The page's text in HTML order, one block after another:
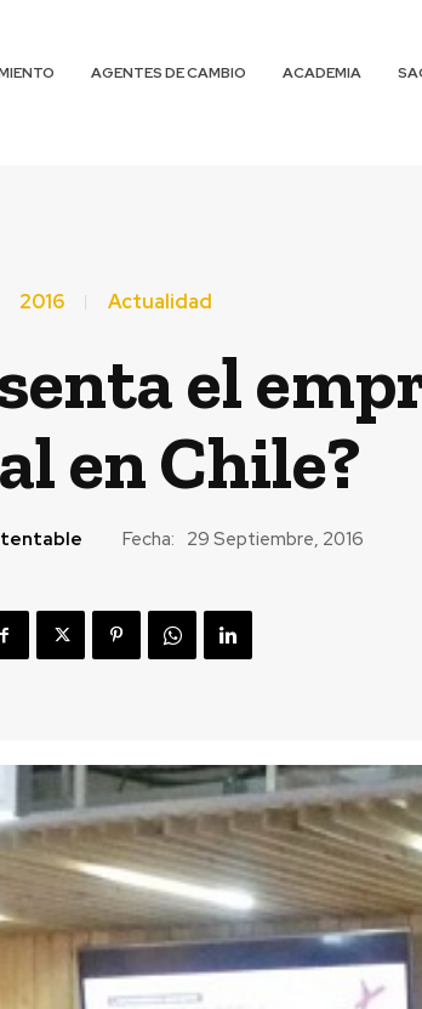
AGENTES DE CAMBIO ACADEMIA
2016 Actualidad
el
en Chile?
Fecha: 29 Septiembre, 2016